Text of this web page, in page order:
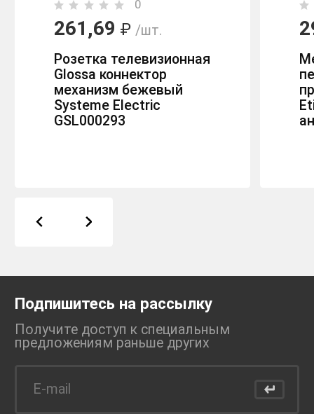
0
261,69 ₽ /шт.
Розетка телевизионная
Glossa коннектор
механизм бежевый
Systeme Electric
GSL000293
Подпишитесь на рассылку
Получите доступ к специальным
предложениям раньше других